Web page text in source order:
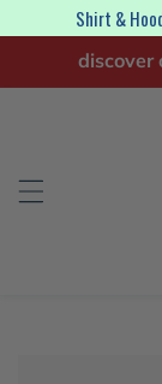
Shirt &
to
discover